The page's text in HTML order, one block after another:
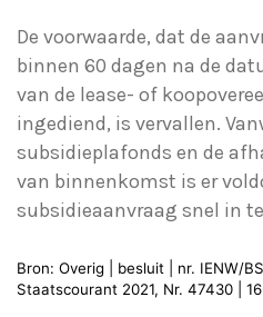
De voorwaarde, dat de
binnen 60 dagen na de
van de lease- of
ingediend, is vervallen.
subsidieplafonds en de
van binnenkomst is er
subsidieaanvraag snel in
Bron: Overig | besluit | nr. IENW/
Staatscourant 2021, Nr. 47430 |